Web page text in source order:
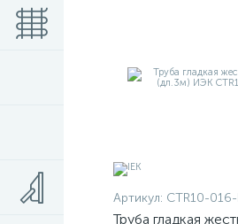
Артикул: CTR10-016-
Труба гладкая